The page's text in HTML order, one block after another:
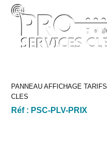
PANNEAU AFFICHAGE TARIFS
CLES
Réf : PSC-PLV-PRIX